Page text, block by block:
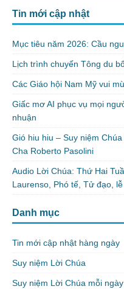
Tin mới cập nhật
Mục tiêu năm 2026: Cầu
Lịch trình chuyến Tông du
Các Giáo hội Nam Mỹ vui
Giấc mơ AI phục vụ mọi
nhuận
Gió hiu hiu – Suy niệm
Cha Roberto Pasolini
Audio Lời Chúa: Thứ Hai
Laurenso, Phó tế, Tử đạo,
Danh mục
Tin mới cập nhật hàng ngày
Suy niệm Lời Chúa
Suy niệm Lời Chúa mỗi ngày